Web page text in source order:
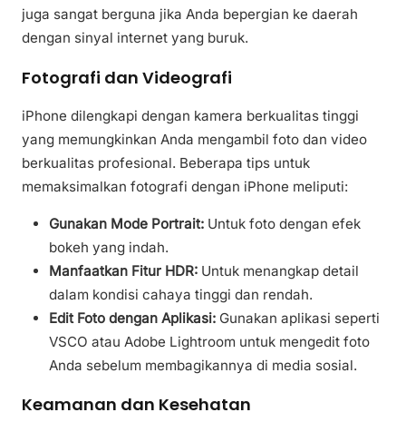
juga sangat berguna jika Anda bepergian ke daerah
dengan sinyal internet yang buruk.
Fotografi dan Videografi
iPhone dilengkapi dengan kamera berkualitas tinggi
yang memungkinkan Anda mengambil foto dan video
berkualitas profesional. Beberapa tips untuk
memaksimalkan fotografi dengan iPhone meliputi:
Gunakan Mode Portrait: Untuk foto dengan efek
bokeh yang indah.
Manfaatkan Fitur HDR: Untuk menangkap detail
dalam kondisi cahaya tinggi dan rendah.
Edit Foto dengan Aplikasi: Gunakan aplikasi seperti
VSCO atau Adobe Lightroom untuk mengedit foto
Anda sebelum membagikannya di media sosial.
Keamanan dan Kesehatan